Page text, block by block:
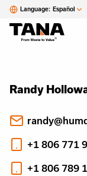
Language: Español
Randy
+1 806 771
+1 806 789